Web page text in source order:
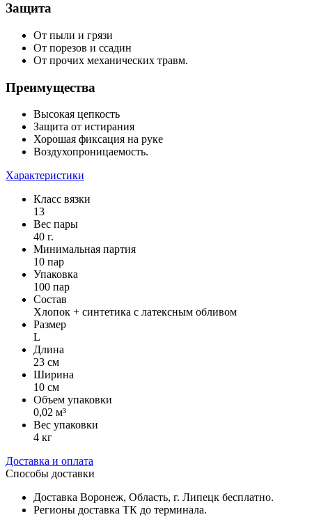
Защита
От пыли и грязи
От порезов и ссадин
От прочих механических травм.
Преимущества
Высокая цепкость
Защита от истирания
Хорошая фиксация на руке
Воздухопроницаемость.
Характеристики
Класс вязки
13
Вес пары
40 г.
Минимальная партия
10 пар
Упаковка
100 пар
Состав
Хлопок + синтетика с латексным обливом
Размер
L
Длина
23 см
Ширина
10 см
Объем упаковки
0,02 м³
Вес упаковки
4 кг
Доставка и оплата
Способы доставки
Доставка Воронеж, Область, г. Липецк бесплатно.
Регионы доставка ТК до терминала.